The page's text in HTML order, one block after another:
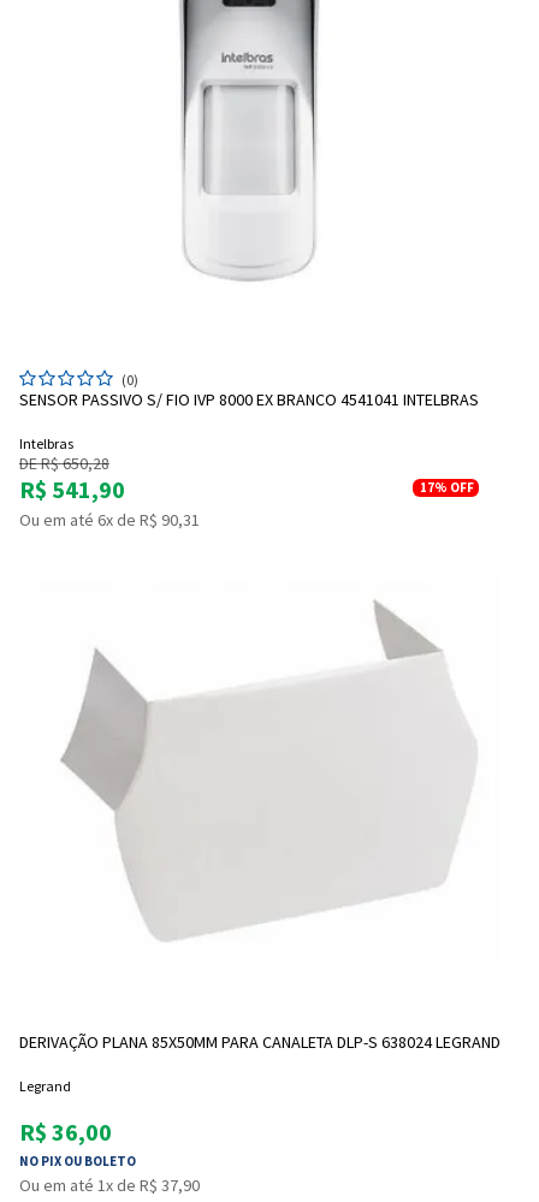
(0)
SENSOR PASSIVO S/ FIO IVP 8000 EX BRANCO 4541041 INTELBRAS
Intelbras
DE R$ 650,28
R$ 541,90 17% OFF
Ou em até 6x de R$ 90,31
DERIVAÇÃO PLANA 85X50MM PARA CANALETA DLP-S 638024 LEGRAND
Legrand
R$ 36,00
NO PIX OU BOLETO
Ou em até 1x de R$ 37,90